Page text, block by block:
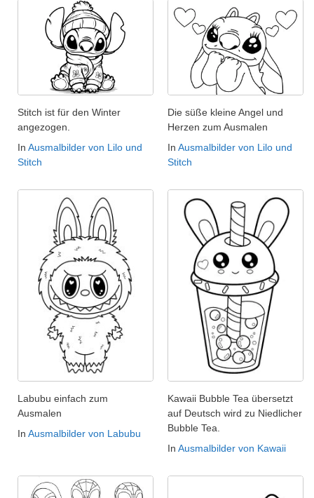
Stitch ist für den Winter
angezogen.
In Ausmalbilder von Lilo und
Stitch
Die süße kleine Angel und
Herzen zum Ausmalen
In Ausmalbilder von Lilo und
Stitch
Labubu einfach zum
Ausmalen
In Ausmalbilder von Labubu
Kawaii Bubble Tea übersetzt
auf Deutsch wird zu Niedlicher
Bubble Tea.
In Ausmalbilder von Kawaii